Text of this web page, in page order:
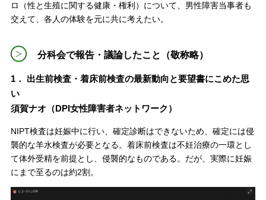
ロ（性と生殖に関する健康・権利）について、男性障害当事者も
交えて、各人の体験を元に共に考えたい。
分科会で報告・議論したこと（敬称略）
1． 出生前検査・着床前検査の最新動向と要望書にこめた思
い
須賀ナオ（DPI女性障害者ネットワーク）
NIPT検査は妊娠中に行い、確定診断はできないため、確定には侵
襲的な羊水検査が必要となる。着床前検査は不妊治療の一環とし
て体外受精を前提とし、侵襲的なものである。だが、実際に妊娠
にまで至るのは約2割。